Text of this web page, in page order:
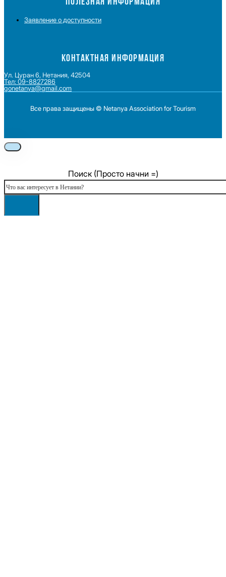
Заявление о доступности
КОНТАКТНАЯ ИНФОРМАЦИЯ
Ул. Цуран 6, Нетания, 42504
Тел: 09-8827286
gonetanya@gmail.com
Все права защищены © Netanya Association for Tourism
Поиск (Просто начни =)
Поиск